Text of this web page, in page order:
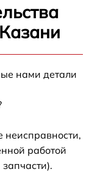
нами детали
неисправности,
работой